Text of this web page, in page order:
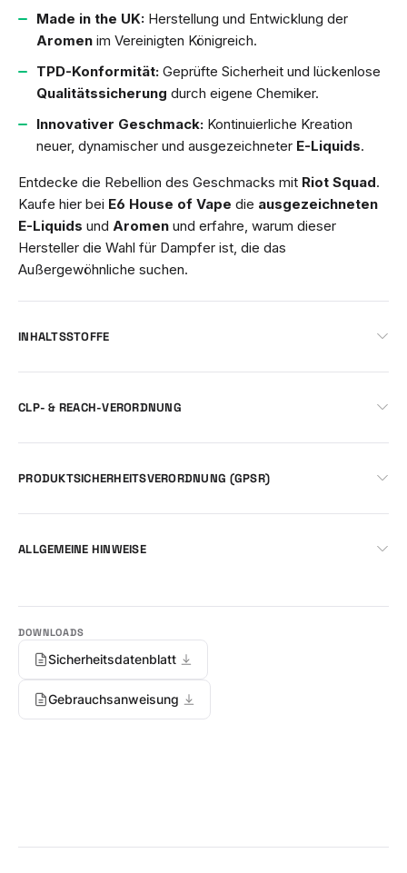
Made in the UK: Herstellung und Entwicklung der
Aromen im Vereinigten Königreich.
TPD-Konformität: Geprüfte Sicherheit und lückenlose
Qualitätssicherung durch eigene Chemiker.
Innovativer Geschmack: Kontinuierliche Kreation
neuer, dynamischer und ausgezeichneter E-Liquids.
Entdecke die Rebellion des Geschmacks mit Riot Squad.
Kaufe hier bei E6 House of Vape die ausgezeichneten
E-Liquids und Aromen und erfahre, warum dieser
Hersteller die Wahl für Dampfer ist, die das
Außergewöhnliche suchen.
INHALTSSTOFFE
CLP- & REACH-VERORDNUNG
PRODUKTSICHERHEITSVERORDNUNG (GPSR)
ALLGEMEINE HINWEISE
Sicherheitsdatenblatt
Gebrauchsanweisung